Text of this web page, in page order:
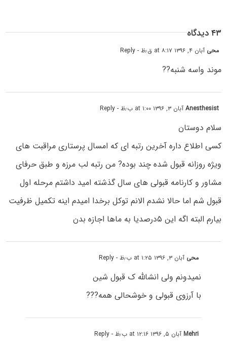
۴۳ دیدگاه
محی آبان ۴, ۱۳۹۶ at ۸:۱۷ ق٫ظ - Reply
موند واسه شنبه??
Anesthesistآبان ۳, ۱۳۹۶ at ۱:۰۰ ب٫ظ - Reply
سلام دوستان
کسی اطلاع داره آخرین رتبه ای که امسال پرستاری مراقبت های
ویژه روزانه قبول شده چند بوده? من رتبه لب مرزه و طبق حرفای
مشاور و کارنامه قبولی های سال گذشته امید داشتم مرحله اول
قبول شم اما حالا نشدم الانم توکل برخدا امیدم اینه تکمیل ظرفیت
بیارم البته اگه این ۵درصدیا به ماها اجازه بدن
محی آبان ۳, ۱۳۹۶ at ۱:۲۵ ب٫ظ - Reply
نمیدونم ولی انشالله ک قبول شین
با آرزوی قبولی و خوشحالی همه???
Mehriآبان ۵, ۱۳۹۶ at ۱۲:۱۶ ب٫ظ - Reply